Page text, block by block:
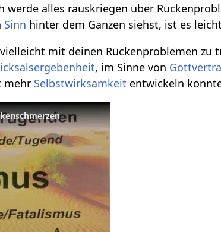
werde alles rauskriegen über
Sinn hinter dem Ganzen siehst, ist es
mit deinen Rückenproblemen zu
, im Sinne von
mehr Selbstwirksamkeit entwickeln